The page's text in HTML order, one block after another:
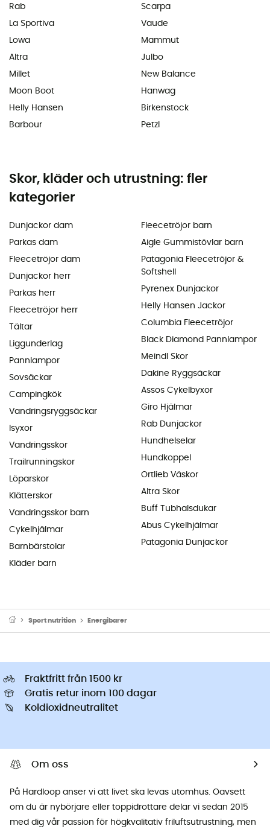
Rab
La Sportiva
Lowa
Altra
Millet
Moon Boot
Helly Hansen
Barbour
Scarpa
Vaude
Mammut
Julbo
New Balance
Hanwag
Birkenstock
Petzl
Skor, kläder och utrustning: fler
kategorier
Dunjackor dam
Parkas dam
Fleecetröjor dam
Dunjackor herr
Parkas herr
Fleecetröjor herr
Tältar
Liggunderlag
Pannlampor
Sovsäckar
Campingkök
Vandringsryggsäckar
Isyxor
Vandringsskor
Trailrunningskor
Löparskor
Klätterskor
Vandringsskor barn
Cykelhjälmar
Barnbärstolar
Kläder barn
Fleecetröjor barn
Aigle Gummistövlar barn
Patagonia Fleecetröjor &
Softshell
Pyrenex Dunjackor
Helly Hansen Jackor
Columbia Fleecetröjor
Black Diamond Pannlampor
Meindl Skor
Dakine Ryggsäckar
Assos Cykelbyxor
Giro Hjälmar
Rab Dunjackor
Hundhelselar
Hundkoppel
Ortlieb Väskor
Altra Skor
Buff Tubhalsdukar
Abus Cykelhjälmar
Patagonia Dunjackor
Sport nutrition Energibarer
Fraktfritt från 1500 kr
Gratis retur inom 100 dagar
Koldioxidneutralitet
Om oss
På Hardloop anser vi att livet ska levas utomhus. Oavsett
om du är nybörjare eller toppidrottare delar vi sedan 2015
med dig vår passion för högkvalitativ friluftsutrustning, men